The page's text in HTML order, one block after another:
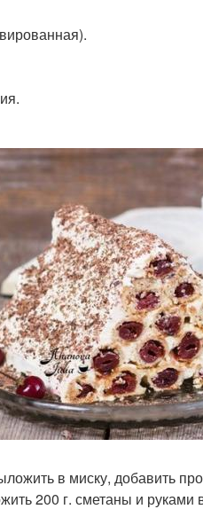
в миску, добавить
200 г. сметаны и руками